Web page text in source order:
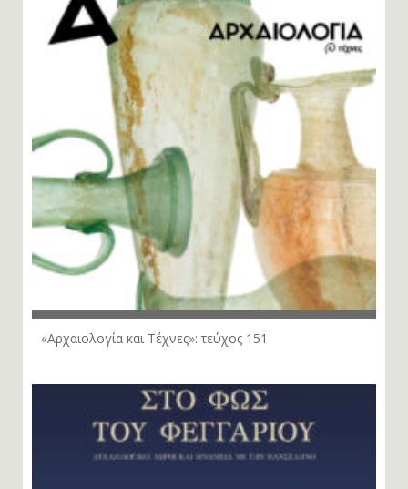
«Αρχαιολογία και Τέχνες»: τεύχος 151